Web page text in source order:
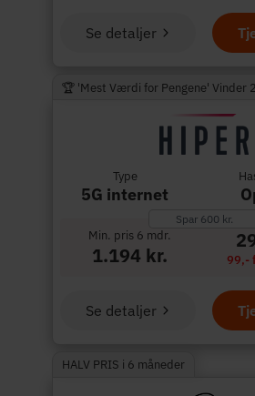
Se detaljer
🏆 'Mest Værdi for Pengene' Vinder
Type
5G internet
Spar 600 kr.
Min. pris 6 mdr.
1.194 kr.
99,-
Se detaljer
HALV PRIS i 6 måneder